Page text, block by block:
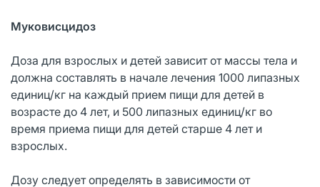
Муковисцидоз
Доза для взрослых и детей зависит от массы тела и
должна составлять в начале лечения 1000 липазных
единиц/кг на каждый прием пищи для детей в
возрасте до 4 лет, и 500 липазных единиц/кг во
время приема пищи для детей старше 4 лет и
взрослых.
Дозу следует определять в зависимости от